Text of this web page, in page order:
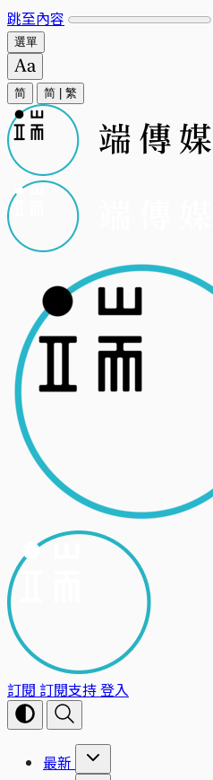
跳至內容
選單
简 简 繁
訂閱 訂閱支持登入
最新